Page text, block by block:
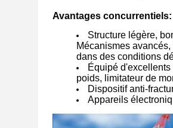
Avantages concurrentiels:
Structure légère,
Mécanismes
dans des conditions
Équipé
poids, limitateur de
Dispositif anti-
Appareils